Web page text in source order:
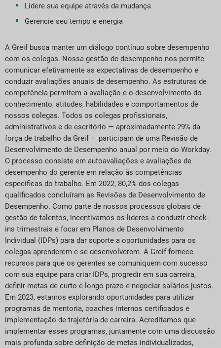
Lidere sua equipe através da mudança
Gerencie seu tempo e energia
A Greif busca manter um diálogo contínuo sobre desempenho
com os colegas. Nossa gestão de desempenho nos permite
comunicar efetivamente as expectativas de desempenho e
conduzir avaliações anuais de desempenho. As estruturas de
competência permitem a avaliação e o desenvolvimento do
conhecimento, atitudes, habilidades e comportamentos de
nossos colegas. Todos os colegas profissionais,
administrativos e de escritório — aproximadamente 29% da
força de trabalho da Greif — participam de uma Revisão de
Desenvolvimento de Desempenho anual por meio do Workday.
O processo consiste em autoavaliações e avaliações de
desempenho do gerente em relação às competências
específicas do trabalho. Em 2022, 80,2% dos colegas
qualificados concluíram as Revisões de Desenvolvimento de
Desempenho. Como parte de nossos processos globais de
gestão de talentos, incentivamos os líderes a conduzir check-
ins trimestrais e focar em Planos de Desenvolvimento
Individual (IDPs) para dar suporte a oportunidades para os
colegas aprenderem e se desenvolverem. A Greif fornece
recursos para que os gerentes se comuniquem com sucesso
com sua equipe para criar IDPs, progredir em sua carreira,
definir metas de curto e longo prazo e negociar salários justos.
Em 2023, estamos explorando oportunidades para utilizar
programas de mentoria, coaches internos certificados e
implementação de trajetória de carreira. Acreditamos que
implementar esses programas, juntamente com uma discussão
mais profunda sobre definição de metas individualizadas,